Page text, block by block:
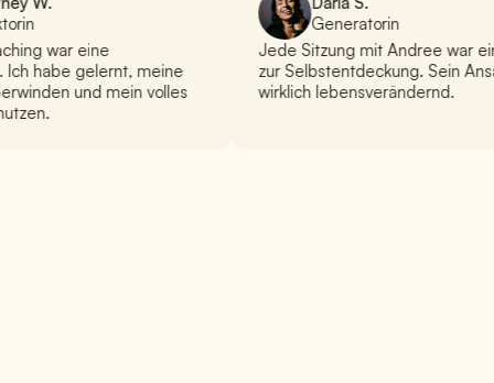
war eine
Ich habe gelernt, meine
überwinden und mein volles
nutzen.
Generatorin
Jede Sitzung mit Andree
zur Selbstentdeckung. Sein
wirklich lebensverändernd.